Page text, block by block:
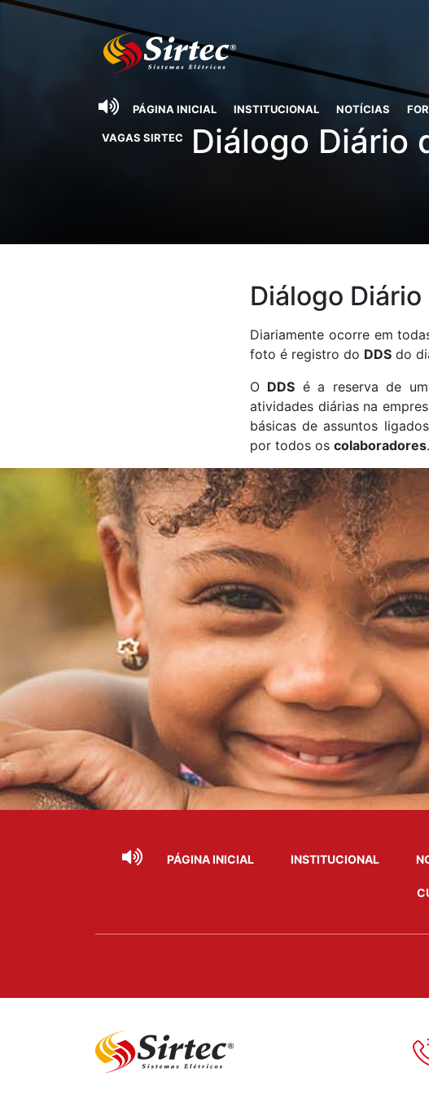
PÁGINA INICIAL INSTITUCIONAL NOTÍCIAS
VAGAS SIRTEC Diálogo Diário
Diálogo
Diariamente ocorre em
foto é registro do DDS do
O DDS é a reserva de
atividades diárias na
básicas de assuntos
por todos os colaboradores.
PÁGINA INICIAL INSTITUCIONAL